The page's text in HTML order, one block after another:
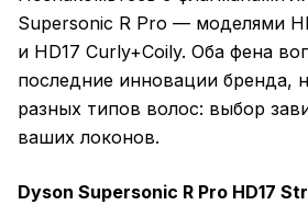
Supersonic R Pro — моделями
и HD17 Curly+Coily. Оба фена
последние инновации бренда,
разных типов волос: выбор
ваших локонов.
Dyson Supersonic R Pro HD17